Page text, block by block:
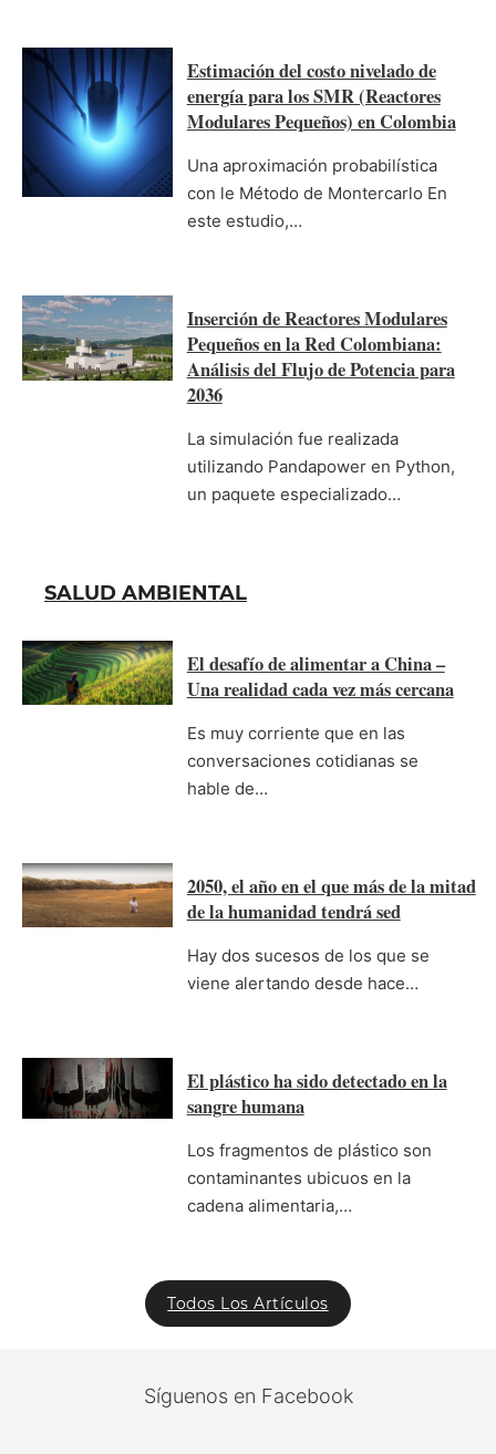
Estimación del costo nivelado de
energía para los SMR (Reactores
Modulares Pequeños) en Colombia
Una aproximación probabilística
con le Método de Montercarlo En
este estudio,…
Inserción de Reactores Modulares
Pequeños en la Red Colombiana:
Análisis del Flujo de Potencia para
2036
La simulación fue realizada
utilizando Pandapower en Python,
un paquete especializado…
SALUD AMBIENTAL
El desafío de alimentar a China –
Una realidad cada vez más cercana
Es muy corriente que en las
conversaciones cotidianas se
hable de…
2050, el año en el que más de la mitad
de la humanidad tendrá sed
Hay dos sucesos de los que se
viene alertando desde hace…
El plástico ha sido detectado en la
sangre humana
Los fragmentos de plástico son
contaminantes ubicuos en la
cadena alimentaria,…
Todos Los Artículos
Síguenos en Facebook